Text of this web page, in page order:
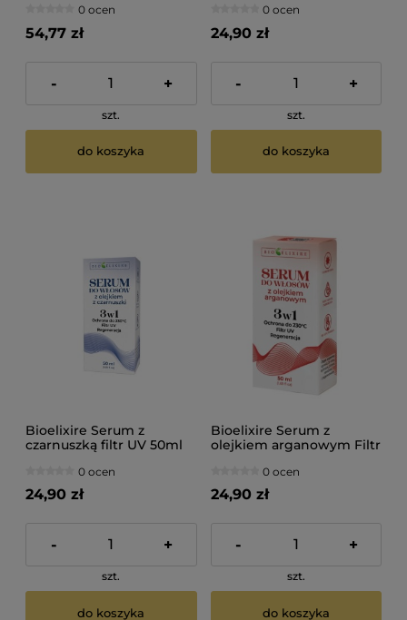
0 ocen
54,77 zł
- +
szt.
do koszyka
0 ocen
24,90 zł
- +
szt.
do koszyka
Bioelixire Serum z
czarnuszką filtr UV 50ml
0 ocen
24,90 zł
- +
szt.
do koszyka
Bioelixire Serum z
olejkiem arganowym Filtr
0 ocen
24,90 zł
- +
szt.
do koszyka